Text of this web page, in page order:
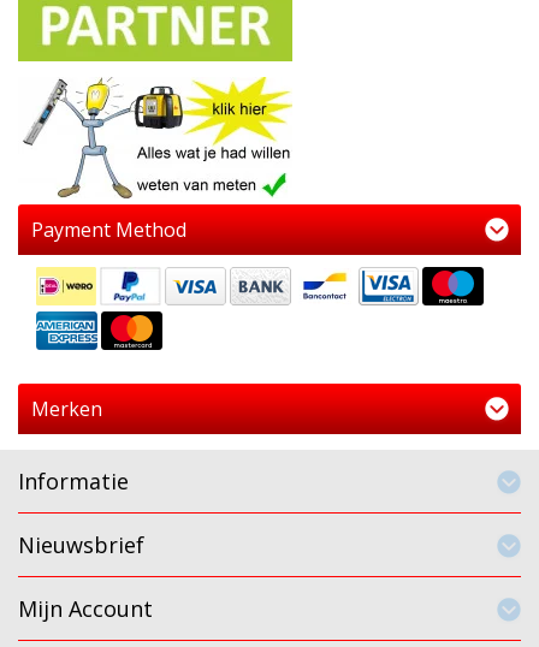
Payment Method
Merken
Informatie
Nieuwsbrief
Mijn Account